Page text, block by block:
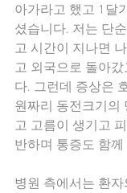
아가라고 했고 1달
셨습니다. 저는 단
고 시간이 지나면
고 외국으로 돌아
다. 그런데 증상은
원짜리 동전크기의
고 고름이 생기고
반하며 통증도 함
병원 측에서는 환